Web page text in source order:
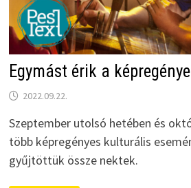
Egymást érik a
2022.09.22.
Szeptember utolsó hetében és
több képregényes kulturális
gyűjtöttük össze nektek.